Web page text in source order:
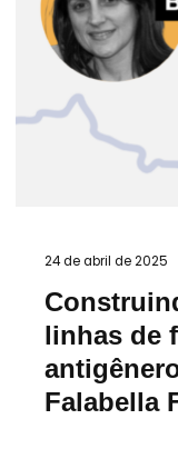
24 de abril de 2025
linhas de
Falabella